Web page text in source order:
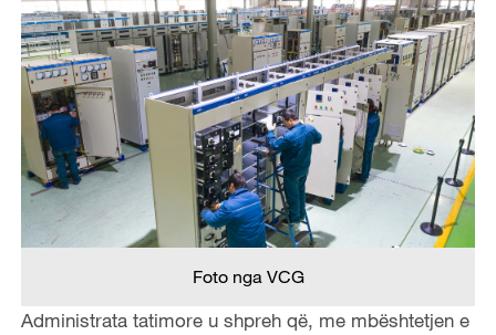
Foto nga VCG
Administrata tatimore u shpreh që, me mbështetjen e